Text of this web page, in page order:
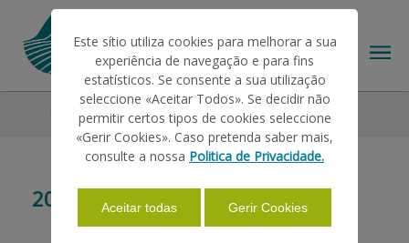
HELP/SUPPORT
Legislation 2012
2012
Este sítio utiliza cookies para melhorar a sua
experiência de navegação e para fins
estatísticos. Se consente a sua utilização
seleccione «Aceitar Todos». Se decidir não
permitir certos tipos de cookies seleccione
«Gerir Cookies». Caso pretenda saber mais,
consulte a nossa Politica de Privacidade.
Aceitar todas Gerir Cookies